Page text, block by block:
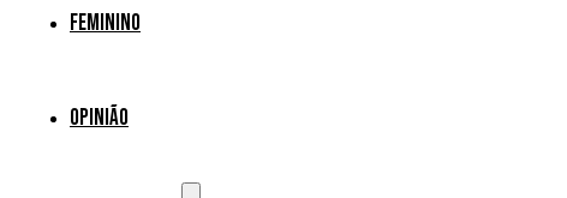
Feminino
Opinião